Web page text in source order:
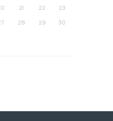
21 22
23
28 29
30